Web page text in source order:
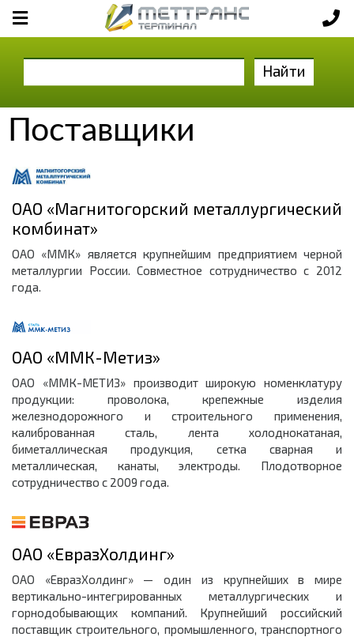
Найти
Поставщики
ОАО «Магнитогорский металлургический
комбинат»
ОАО «ММК» является крупнейшим предприятием черной
металлургии России. Совместное сотрудничество с 2012
года.
ОАО «ММК-Метиз»
ОАО «ММК-МЕТИЗ» производит широкую номенклатуру
продукции: проволока, крепежные изделия
железнодорожного и строительного применения,
калиброванная сталь, лента холоднокатаная,
биметаллическая продукция, сетка сварная и
металлическая, канаты, электроды. Плодотворное
сотрудничество с 2009 года.
ОАО «ЕвразХолдинг»
ОАО «ЕвразХолдинг» — один из крупнейших в мире
вертикально-интегрированных металлургических и
горнодобывающих компаний. Крупнейший российский
поставщик строительного, промышленного, транспортного